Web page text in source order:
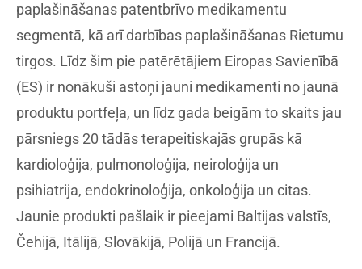
paplašināšanas patentbrīvo medikamentu
segmentā, kā arī darbības paplašināšanas Rietumu
tirgos. Līdz šim pie patērētājiem Eiropas Savienībā
(ES) ir nonākuši astoņi jauni medikamenti no jaunā
produktu portfeļa, un līdz gada beigām to skaits jau
pārsniegs 20 tādās terapeitiskajās grupās kā
kardioloģija, pulmonoloģija, neiroloģija un
psihiatrija, endokrinoloģija, onkoloģija un citas.
Jaunie produkti pašlaik ir pieejami Baltijas valstīs,
Čehijā, Itālijā, Slovākijā, Polijā un Francijā.